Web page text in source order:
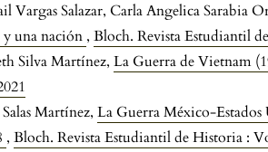
Vargas Salazar, Carla Angelica
una nación ,Bloch. Revista Estudiantil
Silva Martínez,La Guerra de Vietnam
Martínez,La Guerra México-Estados
,Bloch. Revista Estudiantil de Historia :